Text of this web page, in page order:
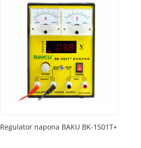
Regulator napona BAKU BK-1501T+